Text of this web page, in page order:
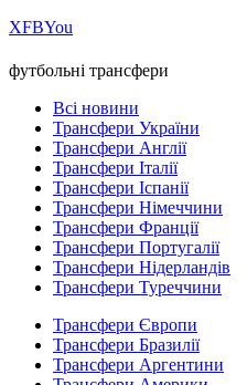
ХFBYou
футбольні трансфери
Всі новини
Трансфери України
Трансфери Англії
Трансфери Італії
Трансфери Іспанії
Трансфери Німеччини
Трансфери Франції
Трансфери Португалії
Трансфери Нідерландів
Трансфери Туреччини
Трансфери Європи
Трансфери Бразилії
Трансфери Аргентини